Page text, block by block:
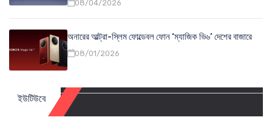
08/04/2026
অনারের আল্ট্রা-স্লিম ফোল্ডেবল ফোন ‘ম্যাজিক ভি৬’ দেশের বাজারে
08/01/2026
ইউটিউবে